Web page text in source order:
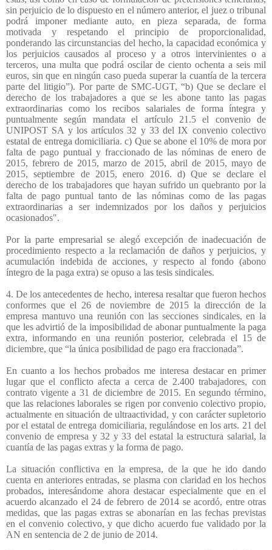
sin perjuicio de lo dispuesto en el número anterior, el juez o tribunal
podrá imponer mediante auto, en pieza separada, de forma
motivada y respetando el principio de proporcionalidad,
ponderando las circunstancias del hecho, la capacidad económica y
los perjuicios causados al proceso y a otros intervinientes o a
terceros, una multa que podrá oscilar de ciento ochenta a seis mil
euros, sin que en ningún caso pueda superar la cuantía de la tercera
parte del litigio”). Por parte de SMC-UGT, “b) Que se declare el
derecho de los trabajadores a que se les abone tanto las pagas
extraordinarias como los recibos salariales de forma íntegra y
puntualmente según mandata el artículo 21.5 el convenio de
UNIPOST SA y los artículos 32 y 33 del IX convenio colectivo
estatal de entrega domiciliaria. c) Que se abone el 10% de mora por
falta de pago puntual y fraccionado de las nóminas de enero de
2015, febrero de 2015, marzo de 2015, abril de 2015, mayo de
2015, septiembre de 2015, enero 2016. d) Que se declare el
derecho de los trabajadores que hayan sufrido un quebranto por la
falta de pago puntual tanto de las nóminas como de las pagas
extraordinarias a ser indemnizados por los daños y perjuicios
ocasionados".
Por la parte empresarial se alegó excepción de inadecuación de
procedimiento respecto a la reclamación de daños y perjuicios, y
acumulación indebida de acciones, y respecto al fondo (abono
íntegro de la paga extra) se opuso a las tesis sindicales.
4. De los antecedentes de hecho, interesa resaltar que fueron hechos
conformes que el 26 de noviembre de 2015 la dirección de la
empresa mantuvo una reunión con las secciones sindicales, en la
que les advirtió de la imposibilidad de abonar puntualmente la paga
extra, informando en una reunión posterior, celebrada el 15 de
diciembre, que “la única posibilidad de pago era fraccionada”.
En cuanto a los hechos probados me interesa destacar en primer
lugar que el conflicto afecta a cerca de 2.400 trabajadores, con
contrato vigente a 31 de diciembre de 2015. En segundo término,
que las relaciones laborales se rigen por convenio colectivo propio,
actualmente en situación de ultraactividad, y con carácter supletorio
por el estatal de entrega domiciliaria, regulándose en los arts. 21 del
convenio de empresa y 32 y 33 del estatal la estructura salarial, la
cuantía de las pagas extras y la forma de pago.
La situación conflictiva en la empresa, de la que he ido dando
cuenta en anteriores entradas, se plasma con claridad en los hechos
probados, interesándome ahora destacar especialmente que en el
acuerdo alcanzado el 24 de febrero de 2014 se acordó, entre otras
medidas, que las pagas extras se abonarían en las fechas previstas
en el convenio colectivo, y que dicho acuerdo fue validado por la
AN en sentencia de 2 de junio de 2014.